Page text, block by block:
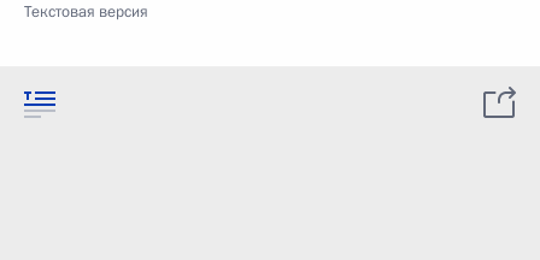
Текстовая версия